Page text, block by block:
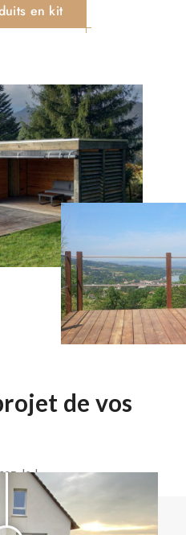
en kit
de vos
le !